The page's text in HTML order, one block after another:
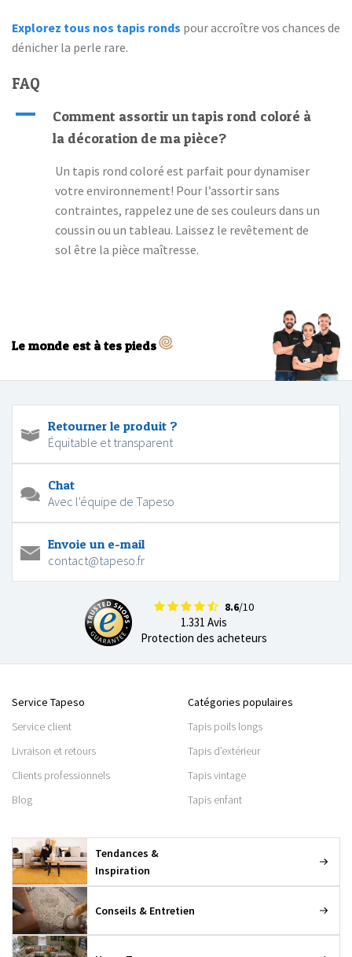
Explorez tous nos tapis ronds pour accroître vos chances de
dénicher la perle rare.
FAQ
A
Comment assortir un tapis rond coloré à
la décoration de ma pièce?
Un tapis rond coloré est parfait pour dynamiser
votre environnement! Pour l’assortir sans
contraintes, rappelez une de ses couleurs dans un
coussin ou un tableau. Laissez le revêtement de
sol être la pièce maîtresse.
Le monde est à tes pieds
Retourner le produit ?
Équitable et transparent
Chat
Avec l'équipe de Tapeso
Envoie un e-mail
contact@tapeso.fr
8.6/10
1.331 Avis
Protection des acheteurs
Service Tapeso
Service client
Livraison et retours
Clients professionnels
Blog
Catégories populaires
Tapis poils longs
Tapis d’extérieur
Tapis vintage
Tapis enfant
Tendances &
Inspiration
Conseils & Entretien